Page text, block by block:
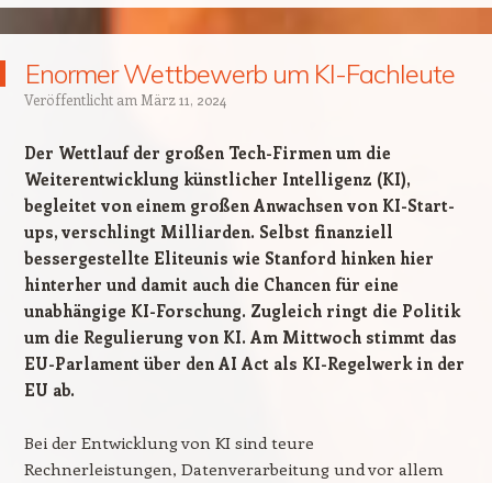
Enormer Wettbewerb um KI-Fachleute
Veröffentlicht am März 11, 2024
Der Wettlauf der großen Tech-Firmen um die
Weiterentwicklung künstlicher Intelligenz (KI),
begleitet von einem großen Anwachsen von KI-Start-
ups, verschlingt Milliarden. Selbst finanziell
bessergestellte Eliteunis wie Stanford hinken hier
hinterher und damit auch die Chancen für eine
unabhängige KI-Forschung. Zugleich ringt die Politik
um die Regulierung von KI. Am Mittwoch stimmt das
EU-Parlament über den AI Act als KI-Regelwerk in der
EU ab.
Bei der Entwicklung von KI sind teure
Rechnerleistungen, Datenverarbeitung und vor allem